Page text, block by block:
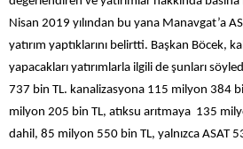
Nisan 2019 yılından bu yana Manavgat’a
yatırım yaptıklarını belirtti. Başkan Böcek,
yapacakları yatırımlarla ilgili de şunları
737 bin TL. kanalizasyona 115 milyon 384
milyon 205 bin TL, atıksu arıtmaya 135
dahil, 85 milyon 550 bin TL, yalnızca ASAT